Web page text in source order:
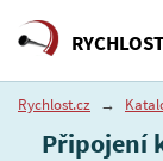
RYCHLOST
Rychlost.cz →
Připojení